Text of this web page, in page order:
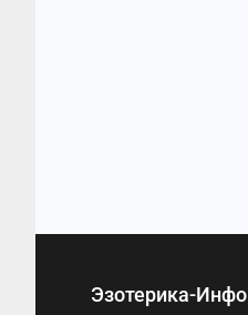
Эзотерика-Инфо